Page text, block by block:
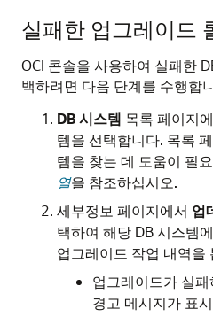
실패한 업그레이드
OCI 콘솔을 사용하여 실패한
백하려면 다음 단계를 수행합
DB 시스템 목록 페이지
템을 선택합니다. 목록
템을 찾는 데 도움이 필
열을 참조하십시오.
세부정보 페이지에서 업
택하여 해당 DB 시스템
업그레이드 작업 내역을
업그레이드가 실
경고 메시지가 표